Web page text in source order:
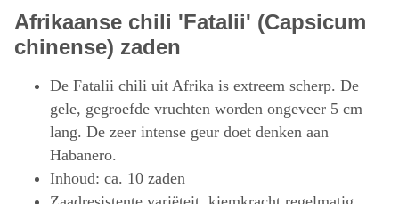
Afrikaanse chili 'Fatalii' (Capsicum
chinense) zaden
De Fatalii chili uit Afrika is extreem scherp. De
gele, gegroefde vruchten worden ongeveer 5 cm
lang. De zeer intense geur doet denken aan
Habanero.
Inhoud: ca. 10 zaden